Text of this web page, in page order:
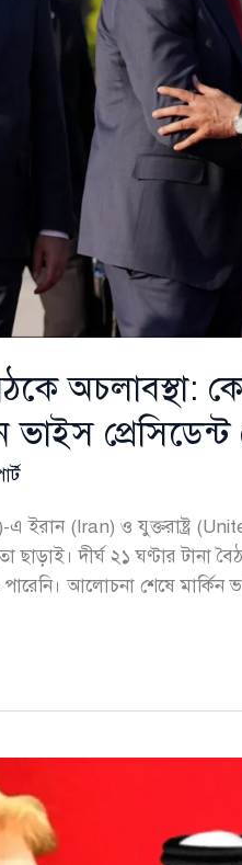
অচলাবস্থা:
ভাইস প্রেসিডেন্ট
ইরান (Iran) ও যুক্তরাষ্ট্র
ছাড়াই। দীর্ঘ ২১ ঘণ্টার
আলোচনা শেষে মার্কিন